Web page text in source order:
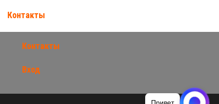
Контакты
Контакты
Вход